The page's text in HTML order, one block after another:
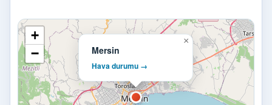
Mersin
Hava durumu →
×
+
−